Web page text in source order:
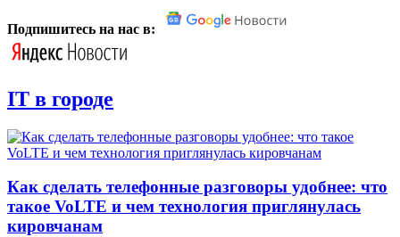
Подпишитесь на нас в:
IT в городе
Как сделать телефонные разговоры удобнее: что
такое VoLTE и чем технология приглянулась
кировчанам